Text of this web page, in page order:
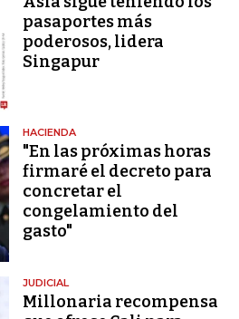
pasaportes más
poderosos, lidera
Singapur
HACIENDA
"En las próximas horas
firmaré el decreto para
concretar el
congelamiento del
gasto"
JUDICIAL
Millonaria recompensa